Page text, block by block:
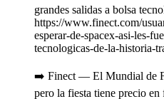
grandes salidas a bolsa
https://www.finect.com/
esperar-de-spacex-asi-les-
tecnologicas-de-la-historia-
➡️ Finect — El Mundial de
pero la fiesta tiene precio